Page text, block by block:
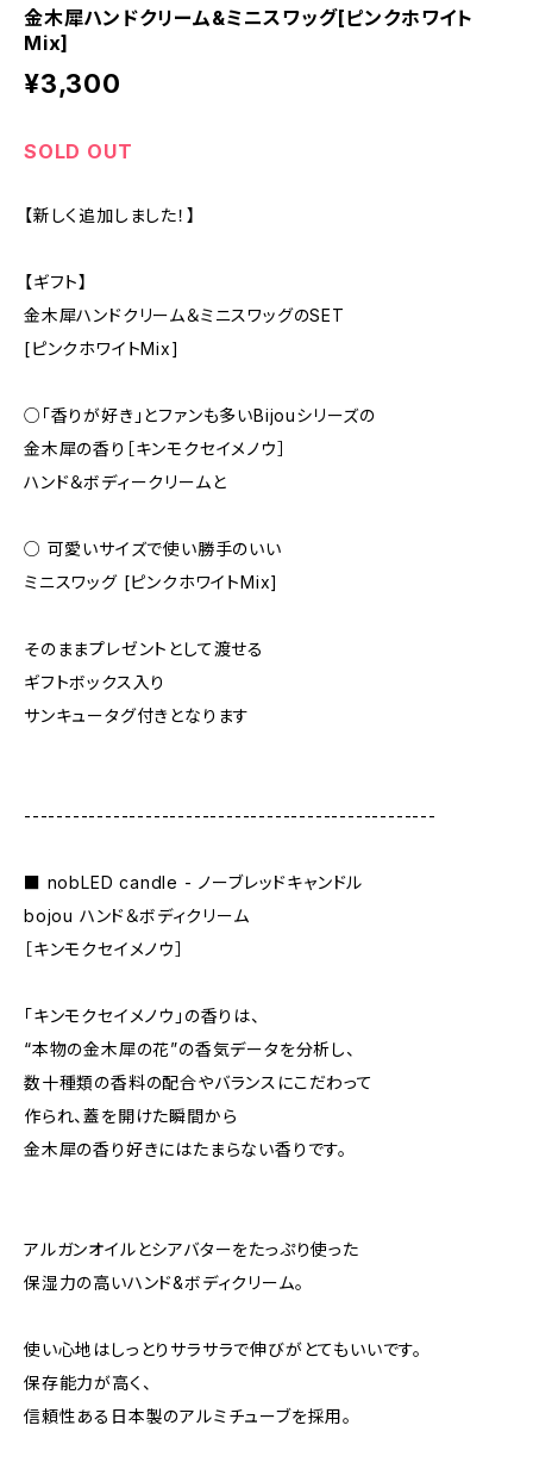
金木犀ハンドクリーム&ミニスワッグ[ピンクホワイト
Mix]
¥3,300
SOLD OUT
【新しく追加しました！】
【ギフト】
金木犀ハンドクリーム＆ミニスワッグのSET
[ピンクホワイトMix]
○「香りが好き」とファンも多いBijouシリーズの
金木犀の香り［キンモクセイメノウ］
ハンド＆ボディークリームと
○ 可愛いサイズで使い勝手のいい
ミニスワッグ [ピンクホワイトMix]
そのままプレゼントとして渡せる
ギフトボックス入り
サンキュータグ付きとなります
---------------------------------------------------
■ nobLED candle - ノーブレッドキャンドル
bojou ハンド＆ボディクリーム
［キンモクセイメノウ］
「キンモクセイメノウ」の香りは、
“本物の金木犀の花”の香気データを分析し、
数十種類の香料の配合やバランスにこだわって
作られ、蓋を開けた瞬間から
金木犀の香り好きにはたまらない香りです。
アルガンオイルとシアバターをたっぷり使った
保湿力の高いハンド&ボディクリーム。
使い心地はしっとりサラサラで伸びがとてもいいです。
保存能力が高く、
信頼性ある日本製のアルミチューブを採用。